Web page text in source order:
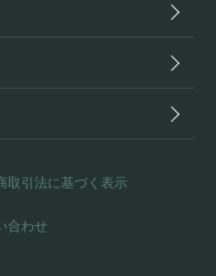
取引法に基づく表示
合わせ